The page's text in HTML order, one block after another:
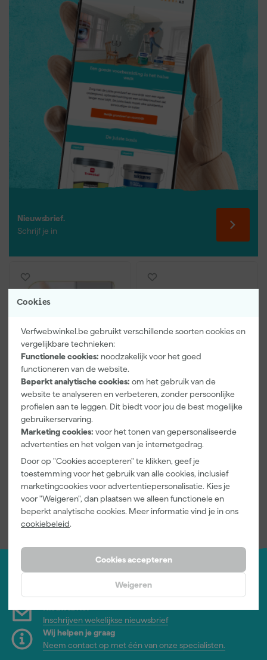
Cookies
Verfwebwinkel.be gebruikt verschillende soorten cookies en
vergelijkbare technieken:
Functionele cookies: noodzakelijk voor het goed
functioneren van de website.
Beperkt analytische cookies: om het gebruik van de
website te analyseren en verbeteren, zonder persoonlijke
profielen aan te leggen. Dit biedt voor jou de best mogelijke
gebruikerservaring.
Marketing cookies: voor het tonen van gepersonaliseerde
advertenties en het volgen van je internetgedrag.
Door op "Cookies accepteren" te klikken, geef je
toestemming voor het gebruik van alle cookies, inclusief
marketingcookies voor advertentiepersonalisatie. Kies je
voor "Weigeren", dan plaatsen we alleen functionele en
beperkt analytische cookies. Meer informatie vind je in ons
cookiebeleid.
Cookies accepteren
Weigeren
Nieuwsbrief.
Schrijf je in
Sikkens Erkende
Sikkens Kleurenwaaier
Morgen bezorgd
26,60
incl. BTW
Vergelijk
Sikkens 501 Exterior
Color Concept
kleurenwaaier
Morgen bezorgd
53,59
incl. BTW
Vergelijk
Log-in en beheer je bestellingen en gegevens
Inschrijven wekelijkse nieuwsbrief
Wij helpen je graag
Neem contact op met één van onze specialisten.